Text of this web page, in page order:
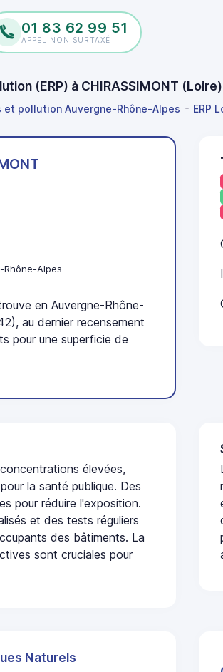
01 83 62 99 51
APPEL NON SURTAXÉ
(ERP) à CHIRASSIMONT (Loire)
et pollution Auvergne-Rhône-Alpes ERP
Rhône-Alpes
en Auvergne-Rhône-
au dernier recensement
pour une superficie de
élevées,
la santé publique. Des
pour réduire l'exposition.
et des tests réguliers
des bâtiments. La
sont cruciales pour
Naturels